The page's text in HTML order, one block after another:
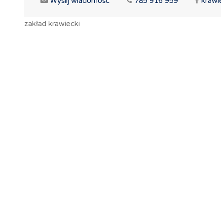
zakład krawiecki